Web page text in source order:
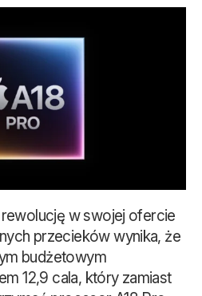
rewolucję w swojej ofercie
przecieków wynika, że
budżetowym
12,9 cala, który zamiast